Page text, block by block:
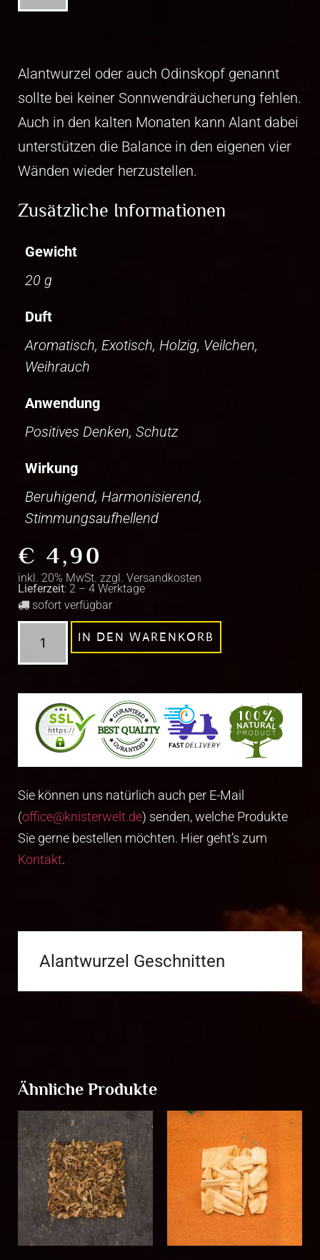
Alantwurzel oder auch Odinskopf genannt
sollte bei keiner Sonnwendräucherung fehlen.
Auch in den kalten Monaten kann Alant dabei
unterstützen die Balance in den eigenen vier
Wänden wieder herzustellen.
Zusätzliche Informationen
Gewicht
20 g
Duft
Aromatisch, Exotisch, Holzig, Veilchen,
Weihrauch
Anwendung
Positives Denken, Schutz
Wirkung
Beruhigend, Harmonisierend,
Stimmungsaufhellend
€ 4,90
inkl. 20% MwSt. zzgl. Versandkosten
Lieferzeit: 2 – 4 Werktage
sofort verfügbar
IN DEN WARENKORB
Sie können uns natürlich auch per E-Mail
(office@knisterwelt.de) senden, welche Produkte
Sie gerne bestellen möchten. Hier geht’s zum
Kontakt.
Alantwurzel Geschnitten
Ähnliche Produkte